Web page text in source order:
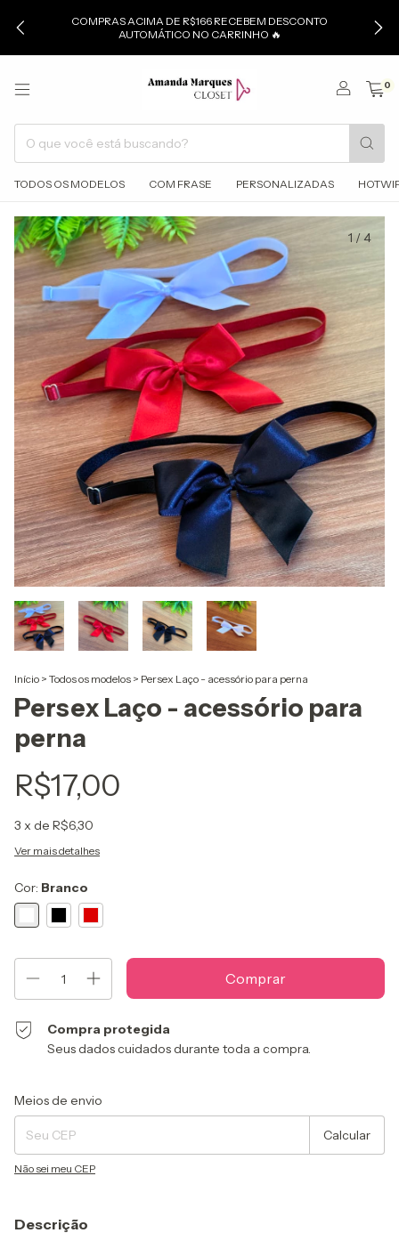
COMPRAS ACIMA DE R$166 RECEBEM DESCONTO
AUTOMÁTICO NO CARRINHO 🔥
0
TODOS OS MODELOS COM FRASE PERSONALIZADAS
1 /4
Início > Todos os modelos > Persex Laço - acessório para perna
Persex Laço - acessório para
perna
R$17,00
3 x de R$6,30
Ver mais detalhes
Cor: Branco
Compra protegida
Seus dados cuidados durante toda a compra.
Entregas para o CEP:
Meios de envio
Calcular
Não sei meu CEP
Descrição